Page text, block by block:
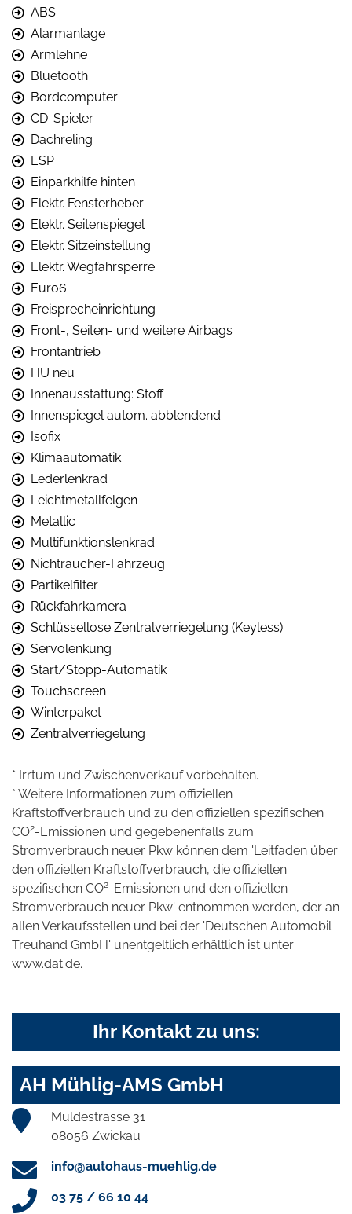
ABS
Alarmanlage
Armlehne
Bluetooth
Bordcomputer
CD-Spieler
Dachreling
ESP
Einparkhilfe hinten
Elektr. Fensterheber
Elektr. Seitenspiegel
Elektr. Sitzeinstellung
Elektr. Wegfahrsperre
Euro6
Freisprecheinrichtung
Front-, Seiten- und weitere Airbags
Frontantrieb
HU neu
Innenausstattung: Stoff
Innenspiegel autom. abblendend
Isofix
Klimaautomatik
Lederlenkrad
Leichtmetallfelgen
Metallic
Multifunktionslenkrad
Nichtraucher-Fahrzeug
Partikelfilter
Rückfahrkamera
Schlüssellose Zentralverriegelung (Keyless)
Servolenkung
Start/Stopp-Automatik
Touchscreen
Winterpaket
Zentralverriegelung
* Irrtum und Zwischenverkauf vorbehalten.
* Weitere Informationen zum offiziellen
Kraftstoffverbrauch und zu den offiziellen spezifischen
CO2-Emissionen und gegebenenfalls zum
Stromverbrauch neuer Pkw können dem 'Leitfaden über
den offiziellen Kraftstoffverbrauch, die offiziellen
spezifischen CO2-Emissionen und den offiziellen
Stromverbrauch neuer Pkw' entnommen werden, der an
allen Verkaufsstellen und bei der 'Deutschen Automobil
Treuhand GmbH' unentgeltlich erhältlich ist unter
www.dat.de.
Ihr Kontakt zu uns:
AH Mühlig-AMS GmbH
Muldestrasse 31
08056 Zwickau
info@autohaus-muehlig.de
03 75 / 66 10 44